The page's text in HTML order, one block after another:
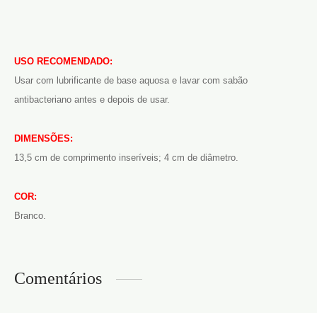
USO RECOMENDADO:
Usar com lubrificante de base aquosa e lavar com sabão
antibacteriano antes e depois de usar.
DIMENSÕES:
13,5 cm de comprimento inseríveis; 4 cm de diâmetro.
COR:
Branco.
Comentários